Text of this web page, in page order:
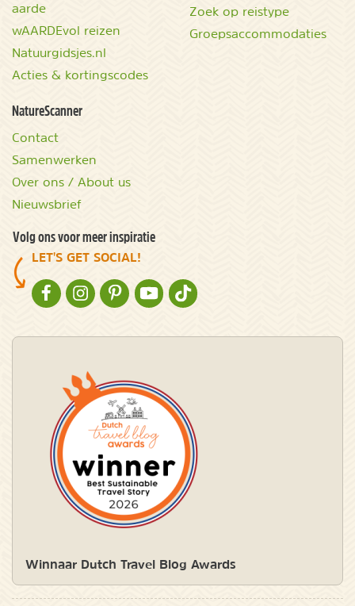
aarde
wAARDEvol reizen
Natuurgidsjes.nl
Acties & kortingscodes
Zoek op reistype
Groepsaccommodaties
NatureScanner
Contact
Samenwerken
Over ons / About us
Nieuwsbrief
Volg ons voor meer inspiratie
LET'S GET SOCIAL!
NATURESCANNER OP FACEBOOK
NATURESCANNER OP INSTAGRAM
NATURESCANNER OP PINTEREST
NATURESCANNER OP YOUTUBE
NATURESCANNER OP TIKTOK
Winnaar Dutch Travel Blog Awards